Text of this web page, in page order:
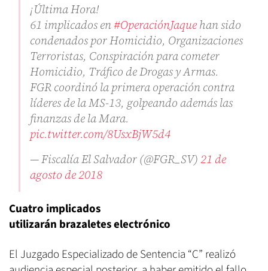
¡Última Hora!
61 implicados en#OperaciónJaquehan sido
condenados por Homicidio, Organizaciones
Terroristas, Conspiración para cometer
Homicidio, Tráfico de Drogas y Armas.
FGR coordinó la primera operación contra
líderes de la MS-13, golpeando además las
finanzas de la Mara.
pic.twitter.com/8UsxBjW5d4
— Fiscalía El Salvador (@FGR_SV)21 de
agosto de 2018
Cuatro implicados
utilizarán brazaletes electrónico
El Juzgado Especializado de Sentencia “C” realizó